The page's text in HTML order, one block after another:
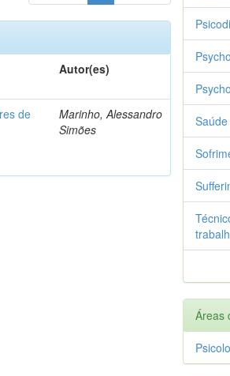
Autor(es)
de
Marinho, Alessandro
Simões
Áreas